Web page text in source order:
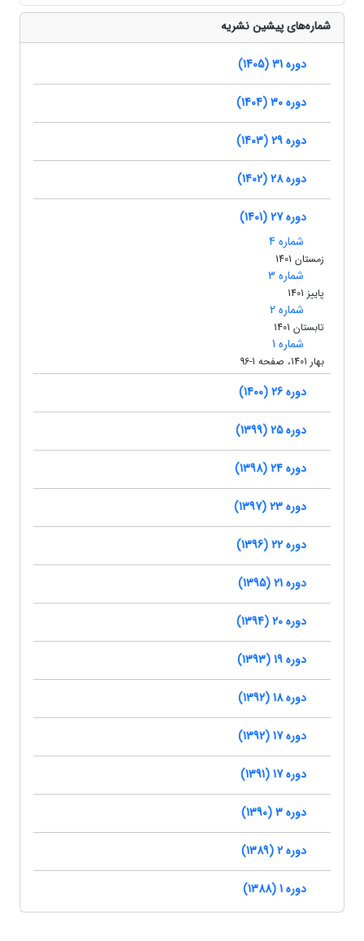
شماره‌های پیشین نشریه
دوره 31 (1405)
دوره 30 (1404)
دوره 29 (1403)
دوره 28 (1402)
دوره 27 (1401)
شماره 4
زمستان 1401
شماره 3
پاییز 1401
شماره 2
تابستان 1401
شماره 1
بهار 1401، صفحه 1-96
دوره 26 (1400)
دوره 25 (1399)
دوره 24 (1398)
دوره 23 (1397)
دوره 22 (1396)
دوره 21 (1395)
دوره 20 (1394)
دوره 19 (1393)
دوره 18 (1392)
دوره 17 (1392)
دوره 17 (1391)
دوره 3 (1390)
دوره 2 (1389)
دوره 1 (1388)